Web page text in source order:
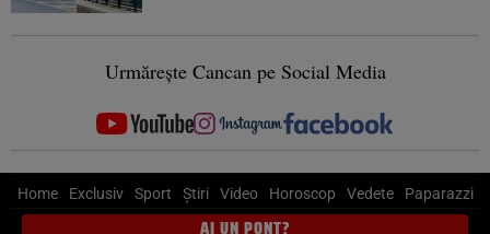
Urmărește Cancan pe Social Media
Home Exclusiv Sport Știri Video Horoscop Vedete Paparazzi
AI UN PONT?